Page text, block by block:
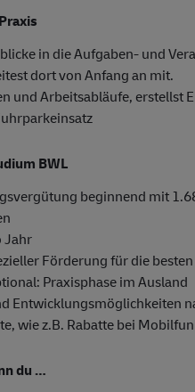
in die Aufgaben- und
dort von Anfang an mit.
und Arbeitsabläufe,
BWL
beginnend mit
Jahr
Förderung für die
Praxisphase im Ausland
Entwicklungsmöglichkeiten
wie z.B. Rabatte bei
du …